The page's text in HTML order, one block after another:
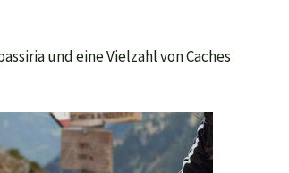
und eine Vielzahl von Caches